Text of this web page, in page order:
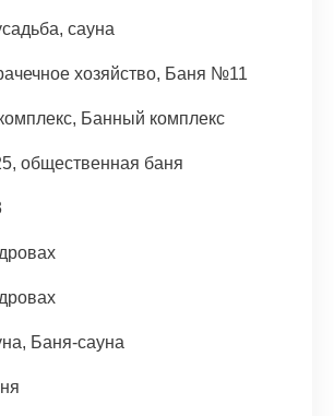
сауна
хозяйство, Баня №11
Банный комплекс
общественная баня
Баня-сауна